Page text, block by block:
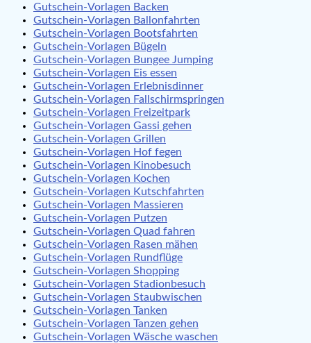
Gutschein-Vorlagen Backen
Gutschein-Vorlagen Ballonfahrten
Gutschein-Vorlagen Bootsfahrten
Gutschein-Vorlagen Bügeln
Gutschein-Vorlagen Bungee Jumping
Gutschein-Vorlagen Eis essen
Gutschein-Vorlagen Erlebnisdinner
Gutschein-Vorlagen Fallschirmspringen
Gutschein-Vorlagen Freizeitpark
Gutschein-Vorlagen Gassi gehen
Gutschein-Vorlagen Grillen
Gutschein-Vorlagen Hof fegen
Gutschein-Vorlagen Kinobesuch
Gutschein-Vorlagen Kochen
Gutschein-Vorlagen Kutschfahrten
Gutschein-Vorlagen Massieren
Gutschein-Vorlagen Putzen
Gutschein-Vorlagen Quad fahren
Gutschein-Vorlagen Rasen mähen
Gutschein-Vorlagen Rundflüge
Gutschein-Vorlagen Shopping
Gutschein-Vorlagen Stadionbesuch
Gutschein-Vorlagen Staubwischen
Gutschein-Vorlagen Tanken
Gutschein-Vorlagen Tanzen gehen
Gutschein-Vorlagen Wäsche waschen